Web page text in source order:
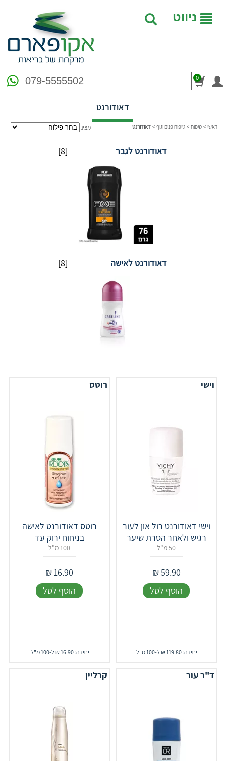
ניווט
079-5555502 0
דאודורנט
ראשי > טיפוח > טיפוח פנים וגוף > דאודורנט מציג
[8] דאודורנט לגבר
[8] דאודורנט לאישה
וישי
וישי דאודורנט רול און לעור
רגיש ולאחר הסרת שיער
50 מ"ל
59.90
₪
הוסף לסל
יחידה: 119.80 ₪ ל-100 מ"ל
רוטס
רוטס דאודורנט לאישה
בניחוח ירוק עד
100 מ"ל
16.90
₪
הוסף לסל
יחידה: 16.90 ₪ ל-100 מ"ל
ד"ר עור קרליין